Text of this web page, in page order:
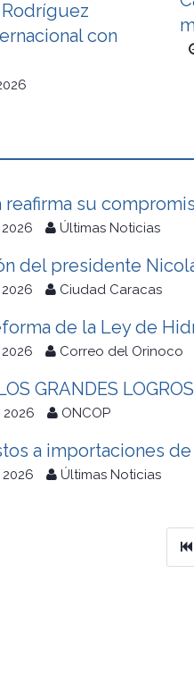
con
reafirma su
Últimas Noticias
del presidente
Ciudad Caracas
de la Ley de
Correo del Orinoco
GRANDES
ONCOP
a importaciones
Últimas Noticias